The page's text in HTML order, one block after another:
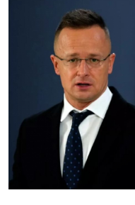
Kinh tế
Tin Kinh tế
Trước giờ mở cửa
Dòng chảy Kinh tế